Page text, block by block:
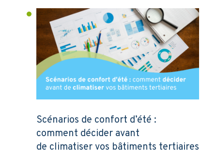
Scénarios de confort d’été :
comment décider avant
de climatiser vos bâtiments tertiaires